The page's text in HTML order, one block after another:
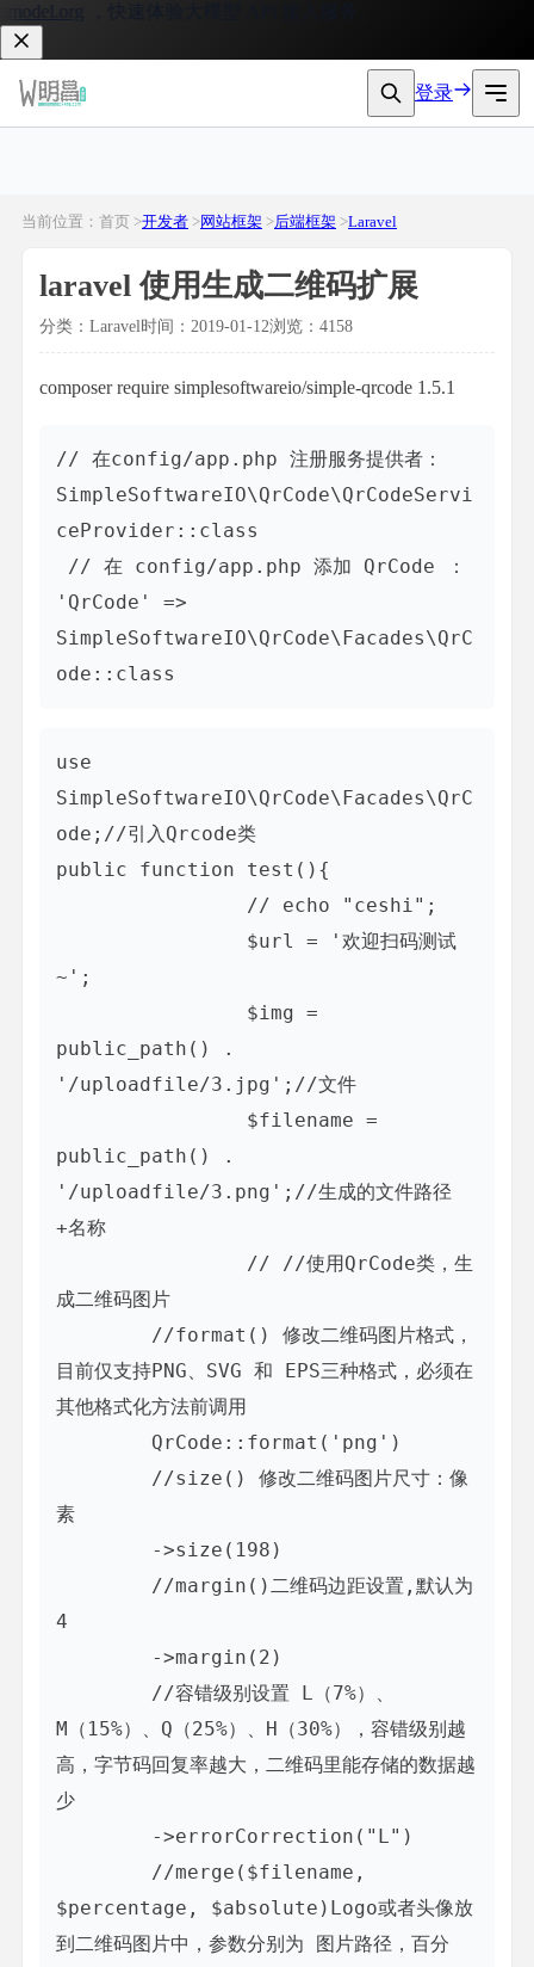
，快速体验大模型 API 接入服务。
登录
当前位置：首页 >开发者 >网站框架 >后端框架 >Laravel
laravel 使用生成二维码扩展
分类：Laravel时间：2019-01-12浏览：4158
composer require simplesoftwareio/simple-qrcode 1.5.1
// 在config/app.php 注册服务提供者：
SimpleSoftwareIO\QrCode\QrCodeServi
ceProvider::class
'QrCode' =>
SimpleSoftwareIO\QrCode\Facades\QrC
ode::class
use
SimpleSoftwareIO\QrCode\Facades\QrC
ode;//引入Qrcode类
public function test(){
~';
public_path() .
'/uploadfile/3.jpg';//文件
public_path() .
'/uploadfile/3.png';//生成的文件路径
+名称
成二维码图片
目前仅支持PNG、SVG 和 EPS三种格式，必须在
其他格式化方法前调用
//size() 修改二维码图片尺寸：像
素
->size(198)
//margin()二维码边距设置,默认为
4
->margin(2)
//容错级别设置 L（7%）、
M（15%）、Q（25%）、H（30%），容错级别越
高，字节码回复率越大，二维码里能存储的数据越
少
->errorCorrection("L")
//merge($filename,
$percentage, $absolute)Logo或者头像放
到二维码图片中，参数分别为 图片路径，百分